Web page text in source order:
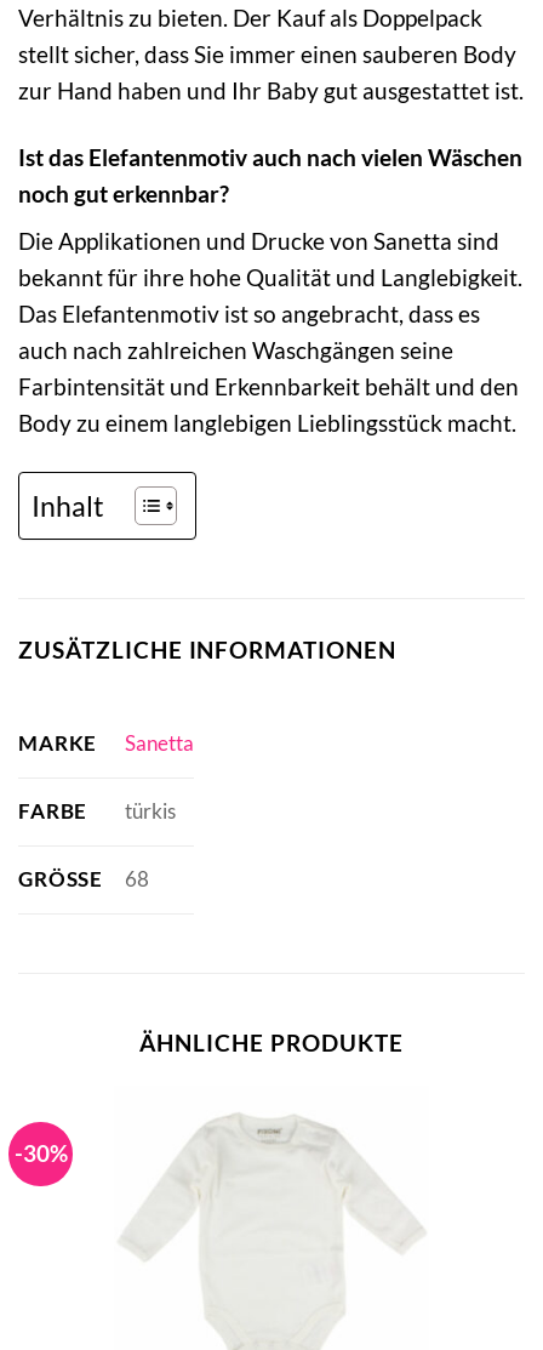
Verhältnis zu bieten. Der Kauf als Doppelpack
stellt sicher, dass Sie immer einen sauberen Body
zur Hand haben und Ihr Baby gut ausgestattet ist.
Ist das Elefantenmotiv auch nach vielen Wäschen
noch gut erkennbar?
Die Applikationen und Drucke von Sanetta sind
bekannt für ihre hohe Qualität und Langlebigkeit.
Das Elefantenmotiv ist so angebracht, dass es
auch nach zahlreichen Waschgängen seine
Farbintensität und Erkennbarkeit behält und den
Body zu einem langlebigen Lieblingsstück macht.
Inhalt
ZUSÄTZLICHE INFORMATIONEN
MARKE Sanetta
FARBE türkis
GRÖSSE 68
ÄHNLICHE PRODUKTE
-30%